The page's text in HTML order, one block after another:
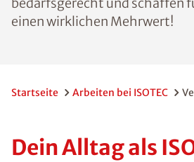
einen wirklichen Mehrwert!
Startseite Arbeiten bei ISOTEC
Dein Alltag als